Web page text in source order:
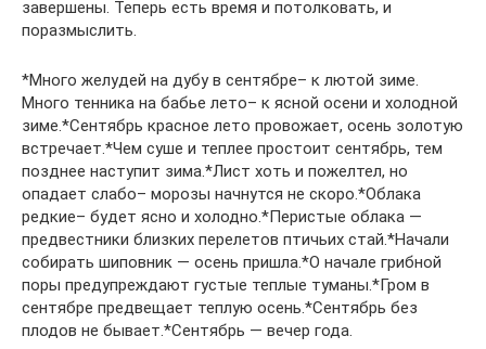
завершены. Теперь есть время и потолковать, и
поразмыслить.
*Много желудей на дубу в сентябре– к лютой зиме.
Много тенника на бабье лето– к ясной осени и холодной
зиме.*Сентябрь красное лето провожает, осень золотую
встречает.*Чем суше и теплее простоит сентябрь, тем
позднее наступит зима.*Лист хоть и пожелтел, но
опадает слабо– морозы начнутся не скоро.*Облака
редкие– будет ясно и холодно.*Перистые облака —
предвестники близких перелетов птичьих стай.*Начали
собирать шиповник — осень пришла.*О начале грибной
поры предупреждают густые теплые туманы.*Гром в
сентябре предвещает теплую осень.*Сентябрь без
плодов не бывает.*Сентябрь — вечер года.